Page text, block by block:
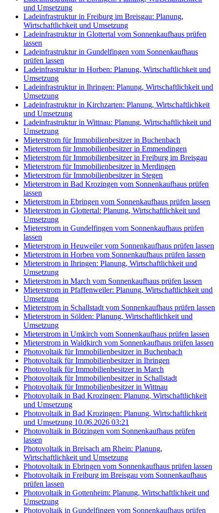
und Umsetzung
Ladeinfrastruktur in Freiburg im Breisgau: Planung,
Wirtschaftlichkeit und Umsetzung
Ladeinfrastruktur in Glottertal vom Sonnenkaufhaus prüfen
lassen
Ladeinfrastruktur in Gundelfingen vom Sonnenkaufhaus
prüfen lassen
Ladeinfrastruktur in Horben: Planung, Wirtschaftlichkeit und
Umsetzung
Ladeinfrastruktur in Ihringen: Planung, Wirtschaftlichkeit und
Umsetzung
Ladeinfrastruktur in Kirchzarten: Planung, Wirtschaftlichkeit
und Umsetzung
Ladeinfrastruktur in Wittnau: Planung, Wirtschaftlichkeit und
Umsetzung
Mieterstrom für Immobilienbesitzer in Buchenbach
Mieterstrom für Immobilienbesitzer in Emmendingen
Mieterstrom für Immobilienbesitzer in Freiburg im Breisgau
Mieterstrom für Immobilienbesitzer in Merdingen
Mieterstrom für Immobilienbesitzer in Stegen
Mieterstrom in Bad Krozingen vom Sonnenkaufhaus prüfen
lassen
Mieterstrom in Ebringen vom Sonnenkaufhaus prüfen lassen
Mieterstrom in Glottertal: Planung, Wirtschaftlichkeit und
Umsetzung
Mieterstrom in Gundelfingen vom Sonnenkaufhaus prüfen
lassen
Mieterstrom in Heuweiler vom Sonnenkaufhaus prüfen lassen
Mieterstrom in Horben vom Sonnenkaufhaus prüfen lassen
Mieterstrom in Ihringen: Planung, Wirtschaftlichkeit und
Umsetzung
Mieterstrom in March vom Sonnenkaufhaus prüfen lassen
Mieterstrom in Pfaffenweiler: Planung, Wirtschaftlichkeit und
Umsetzung
Mieterstrom in Schallstadt vom Sonnenkaufhaus prüfen lassen
Mieterstrom in Sölden: Planung, Wirtschaftlichkeit und
Umsetzung
Mieterstrom in Umkirch vom Sonnenkaufhaus prüfen lassen
Mieterstrom in Waldkirch vom Sonnenkaufhaus prüfen lassen
Photovoltaik für Immobilienbesitzer in Buchenbach
Photovoltaik für Immobilienbesitzer in Ihringen
Photovoltaik für Immobilienbesitzer in March
Photovoltaik für Immobilienbesitzer in Schallstadt
Photovoltaik für Immobilienbesitzer in Wittnau
Photovoltaik in Bad Krozingen: Planung, Wirtschaftlichkeit
und Umsetzung
Photovoltaik in Bad Krozingen: Planung, Wirtschaftlichkeit
und Umsetzung 10.06.2026 03:21
Photovoltaik in Bötzingen vom Sonnenkaufhaus prüfen
lassen
Photovoltaik in Breisach am Rhein: Planung,
Wirtschaftlichkeit und Umsetzung
Photovoltaik in Ebringen vom Sonnenkaufhaus prüfen lassen
Photovoltaik in Freiburg im Breisgau vom Sonnenkaufhaus
prüfen lassen
Photovoltaik in Gottenheim: Planung, Wirtschaftlichkeit und
Umsetzung
Photovoltaik in Gundelfingen vom Sonnenkaufhaus prüfen